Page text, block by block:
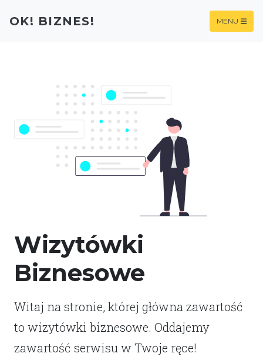
Wizytówki
Biznesowe
Witaj na stronie, której główna zawartość
to wizytówki biznesowe. Oddajemy
zawartość serwisu w Twoje ręce!
OK! BIZNES! MENU